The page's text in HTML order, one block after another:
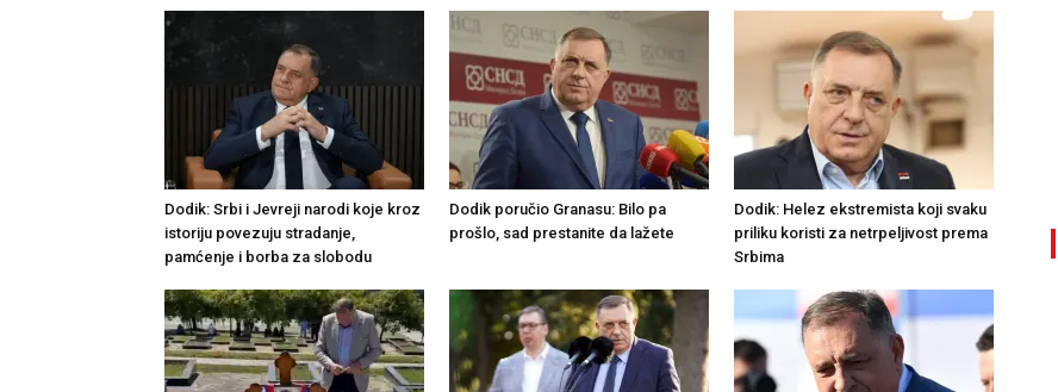
Dodik: Srbi i Јevreji narodi koje kroz
istoriju povezuju stradanje,
pamćenje i borba za slobodu
Dodik poručio Granasu: Bilo pa
prošlo, sad prestanite da lažete
Dodik: Helez ekstremista koji svaku
priliku koristi za netrpeljivost prema
Srbima